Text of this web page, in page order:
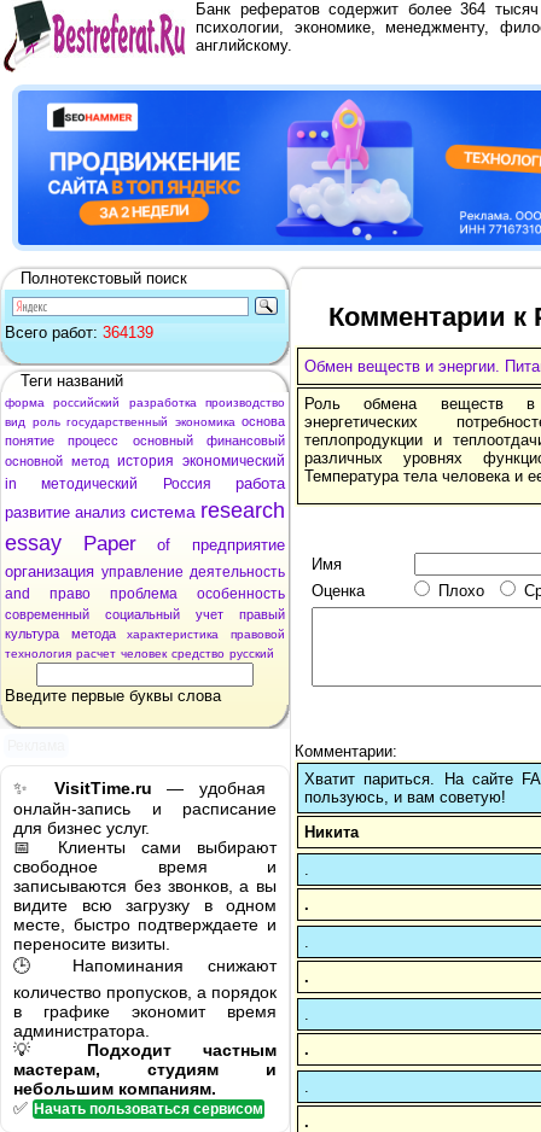
Банк рефератов содержит более 364
психологии, экономике, менеджменту,
английскому.
Полнотекстовый поиск
Всего работ: 364139
Теги названий
форма российский разработка
производство
вид
роль государственный экономика основа
понятие
процесс основный
финансовый
основной метод история экономический
in
методический Россия
работа
развитие анализ система research
essay
Paper of
предприятие
организация управление деятельность
and
право проблема особенность
современный социальный учет
правый
культура
метода характеристика
правовой
технология расчет человек средство русский
Введите первые буквы слова
✨ VisitTime.ru — удобная
онлайн-запись и расписание
для бизнес услуг.
📅 Клиенты сами выбирают
свободное время и
записываются без звонков, а вы
видите всю загрузку в одном
месте, быстро подтверждаете и
переносите визиты.
🕒 Напоминания снижают
количество пропусков, а порядок
в графике экономит время
администратора.
💡 Подходит частным
мастерам, студиям и
небольшим компаниям.
✅ Начать пользоваться сервисом
Комментарии к
Обмен веществ и энергии.
Роль обмена веществ в
энергетических
теплопродукции и
различных уровнях
Температура тела человека и
Имя
Оценка
Плохо
Комментарии:
Хватит париться. На сайте
пользуюсь, и вам советую!
Никита
.
.
.
.